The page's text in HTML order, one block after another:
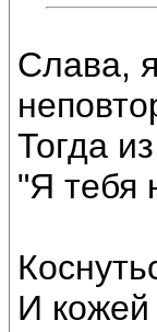
Слава,
Тогда
"Я тебя
И кожей